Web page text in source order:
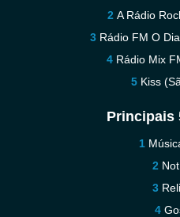
A Rádio
Rádio FM O
Rádio Mix
Kiss
Principais